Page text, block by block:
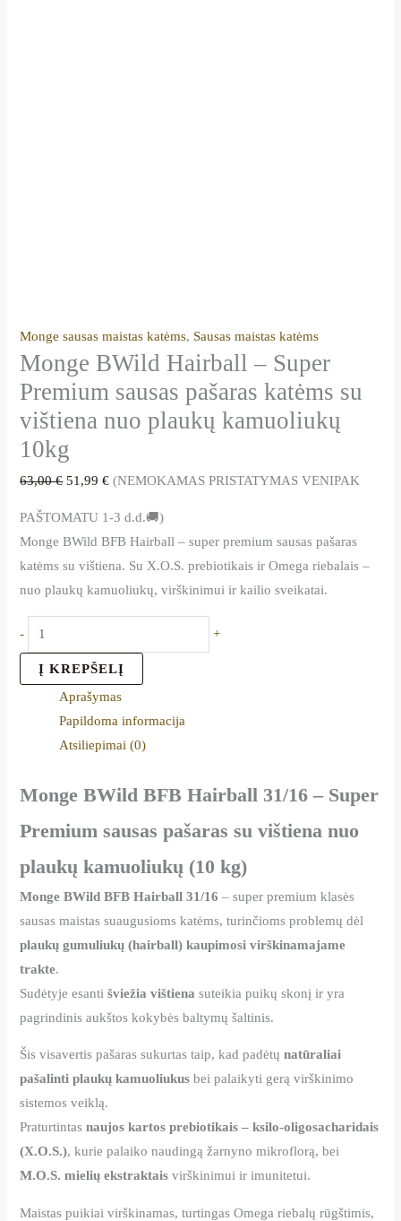
Monge sausas maistas katėms, Sausas maistas katėms
Monge BWild Hairball – Super
Premium sausas pašaras katėms su
vištiena nuo plaukų kamuoliukų
10kg
63,00€ 51,99€ (NEMOKAMAS PRISTATYMAS VENIPAK
PAŠTOMATU 1-3 d.d.🚚)
Monge BWild BFB Hairball – super premium sausas pašaras
katėms su vištiena. Su X.O.S. prebiotikais ir Omega riebalais –
nuo plaukų kamuoliukų, virškinimui ir kailio sveikatai.
- +
Į KREPŠELĮ
Aprašymas
Papildoma informacija
Atsiliepimai (0)
Monge BWild BFB Hairball 31/16 – Super
Premium sausas pašaras su vištiena nuo
plaukų kamuoliukų (10 kg)
Monge BWild BFB Hairball 31/16 – super premium klasės
sausas maistas suaugusioms katėms, turinčioms problemų dėl
plaukų gumuliukų (hairball) kaupimosi virškinamajame
trakte.
Sudėtyje esantišviežia vištiena suteikia puikų skonį ir yra
pagrindinis aukštos kokybės baltymų šaltinis.
Šis visavertis pašaras sukurtas taip, kad padėtųnatūraliai
pašalinti plaukų kamuoliukus bei palaikyti gerą virškinimo
sistemos veiklą.
Praturtintasnaujos kartos prebiotikais – ksilo-oligosacharidais
(X.O.S.), kurie palaiko naudingą žarnyno mikroflorą, bei
M.O.S. mielių ekstraktais virškinimui ir imunitetui.
Maistas puikiai virškinamas, turtingas Omega riebalų rūgštimis,